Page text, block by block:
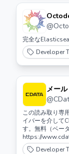
@
完全な
Developer
メー
@
この読み取り専
イバーを介して
す。無料（ベー
https://
Developer